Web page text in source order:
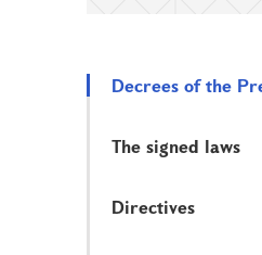
Decrees of the
The signed laws
Directives